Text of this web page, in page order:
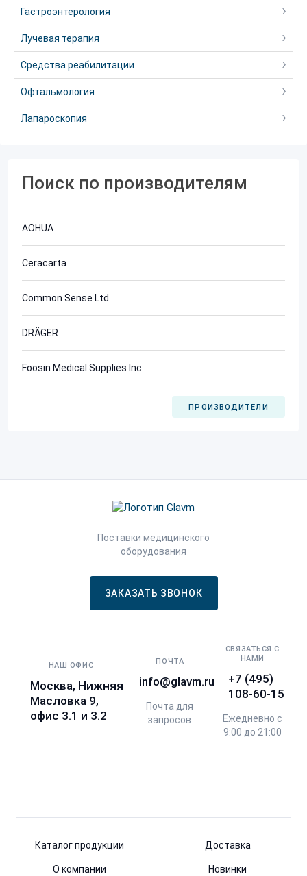
Гастроэнтерология
Лучевая терапия
Средства реабилитации
Офтальмология
Лапароскопия
Поиск по производителям
AOHUA
Ceracarta
Common Sense Ltd.
DRÄGER
Foosin Medical Supplies Inc.
ПРОИЗВОДИТЕЛИ
Поставки медицинского
оборудования
ЗАКАЗАТЬ ЗВОНОК
НАШ ОФИС
Москва, Нижняя
Масловка 9,
офис 3.1 и 3.2
ПОЧТА
info@glavm.ru
Почта для
запросов
СВЯЗАТЬСЯ С
НАМИ
+7 (495)
108-60-15
Ежедневно с
9:00 до 21:00
Каталог продукции Доставка
О компании Новинки